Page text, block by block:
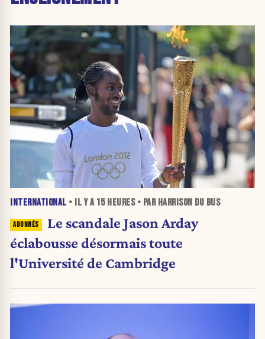
INTERNATIONAL • IL Y A 15 HEURES• PAR HARRISON DU BUS
Le scandale Jason Arday
éclabousse désormais toute
l'Université de Cambridge